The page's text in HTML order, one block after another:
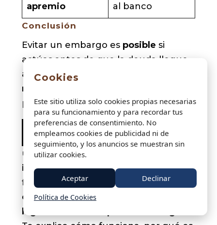
apremio
al banco
Conclusión
Evitar un embargo es posible si
actúas antes de que la deuda llegue
a fase ejecutiva. La clave es
rápido
proteger el dinero inembargable.
Usar una cuenta separada para
ingresos protegidos
usaruna cuenta separada para
ingresos protegidoses una de las
formas más eficaces de
evitar que un
embargo bloquee dinero que
legalmente NO se puede embargar
Cookies
Este sitio utiliza solo cookies propias necesarias
para su funcionamiento y para recordar tus
preferencias de consentimiento. No
empleamos cookies de publicidad ni de
seguimiento, y los anuncios se muestran sin
utilizar cookies.
Aceptar Declinar
Política de Cookies